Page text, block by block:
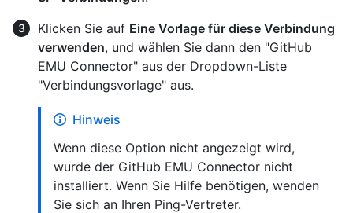
Klicken Sie auf Eine Vorlage für diese Verbindung
verwenden, und wählen Sie dann den "GitHub
EMU Connector" aus der Dropdown-Liste
"Verbindungsvorlage" aus.
Hinweis
Wenn diese Option nicht angezeigt wird,
wurde der GitHub EMU Connector nicht
installiert. Wenn Sie Hilfe benötigen, wenden
Sie sich an Ihren Ping-Vertreter.